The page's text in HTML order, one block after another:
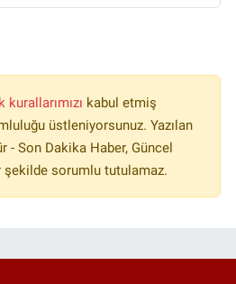
kabul etmiş
üstleniyorsunuz. Yazılan
- Son Dakika Haber, Güncel
şekilde sorumlu tutulamaz.